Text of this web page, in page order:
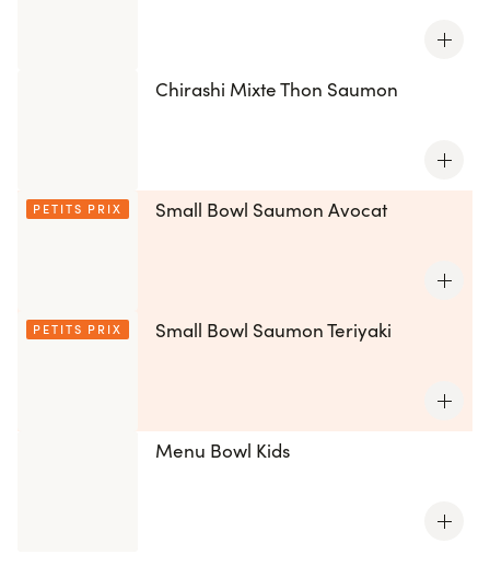
Chirashi Mixte Thon Saumon
PETITS PRIX Small Bowl Saumon Avocat
PETITS PRIX Small Bowl Saumon Teriyaki
Menu Bowl Kids